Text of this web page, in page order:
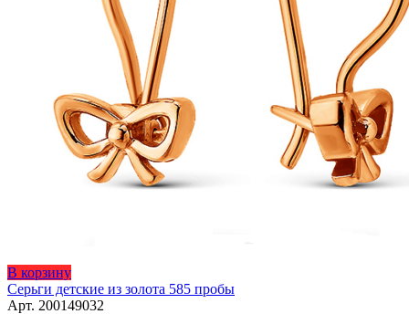
В корзину
Серьги детские из золота 585 пробы
Арт. 200149032